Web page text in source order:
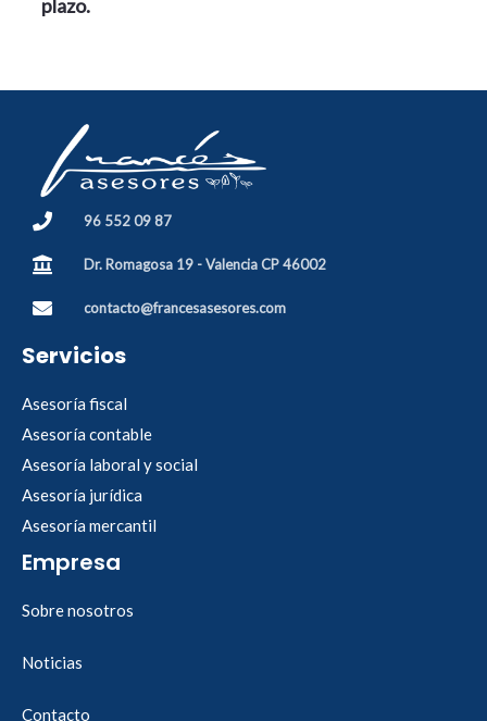
plazo.
96 552 09 87
Dr. Romagosa 19 - Valencia CP 46002
contacto@francesasesores.com
Servicios
Asesoría fiscal
Asesoría contable
Asesoría laboral y social
Asesoría jurídica
Asesoría mercantil
Empresa
Sobre nosotros
Noticias
Contacto